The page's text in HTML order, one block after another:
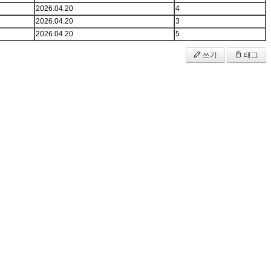
2026.04.20
4
2026.04.20
3
2026.04.20 5
쓰기 태그